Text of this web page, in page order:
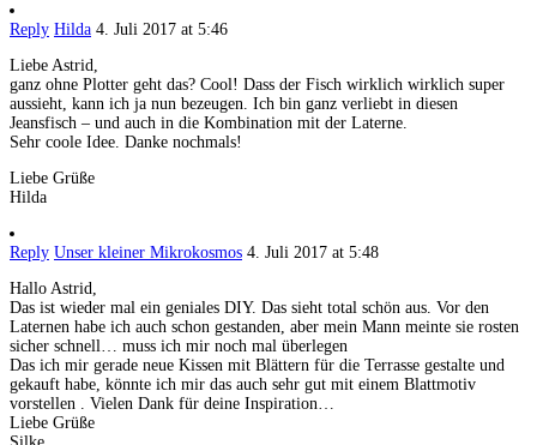
Reply Hilda 4. Juli 2017 at 5:46
Liebe Astrid,
ganz ohne Plotter geht das? Cool! Dass der Fisch wirklich wirklich super
aussieht, kann ich ja nun bezeugen. Ich bin ganz verliebt in diesen
Jeansfisch – und auch in die Kombination mit der Laterne.
Sehr coole Idee. Danke nochmals!
Liebe Grüße
Hilda
Reply Unser kleiner Mikrokosmos 4. Juli 2017 at 5:48
Hallo Astrid,
Das ist wieder mal ein geniales DIY. Das sieht total schön aus. Vor den
Laternen habe ich auch schon gestanden, aber mein Mann meinte sie rosten
sicher schnell… muss ich mir noch mal überlegen
Das ich mir gerade neue Kissen mit Blättern für die Terrasse gestalte und
gekauft habe, könnte ich mir das auch sehr gut mit einem Blattmotiv
vorstellen . Vielen Dank für deine Inspiration…
Liebe Grüße